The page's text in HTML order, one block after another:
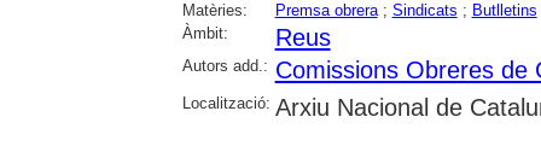
Matèries: Premsa obrera; Sindicats ; Butlletins
Àmbit:
Reus
Autors add.: Comissions Obreres de
Localització: Arxiu Nacional de